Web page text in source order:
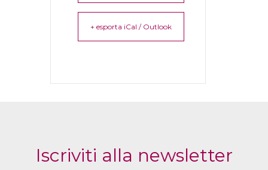
+ esporta iCal / Outlook
Iscriviti alla newsletter